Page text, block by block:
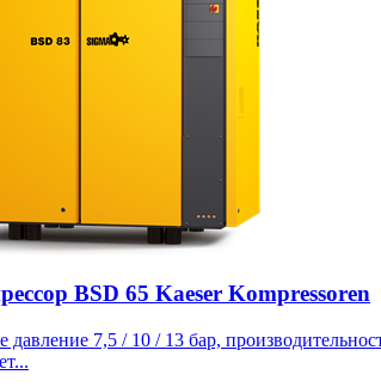
BSD 65 Kaeser Kompressoren
давление 7,5 / 10 / 13 бар,